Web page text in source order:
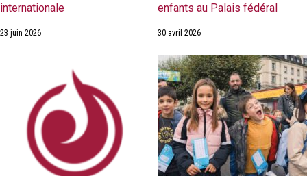
internationale
23 juin 2026
enfants au Palais fédéral
30 avril 2026